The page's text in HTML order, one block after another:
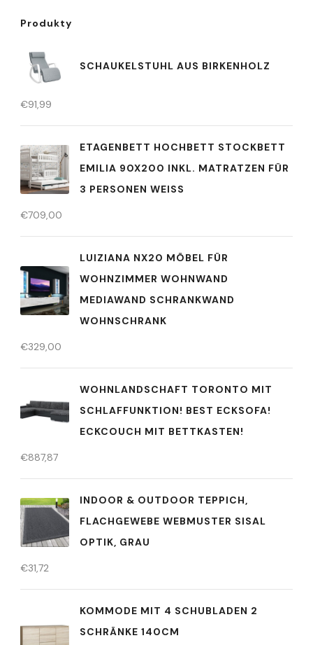
Produkty
SCHAUKELSTUHL AUS BIRKENHOLZ
€91,99
ETAGENBETT HOCHBETT STOCKBETT
EMILIA 90X200 INKL. MATRATZEN FÜR
3 PERSONEN WEISS
€709,00
LUIZIANA NX20 MÖBEL FÜR
WOHNZIMMER WOHNWAND
MEDIAWAND SCHRANKWAND
WOHNSCHRANK
€329,00
WOHNLANDSCHAFT TORONTO MIT
SCHLAFFUNKTION! BEST ECKSOFA!
ECKCOUCH MIT BETTKASTEN!
€887,87
INDOOR & OUTDOOR TEPPICH,
FLACHGEWEBE WEBMUSTER SISAL
OPTIK, GRAU
€31,72
KOMMODE MIT 4 SCHUBLADEN 2
SCHRÄNKE 140CM